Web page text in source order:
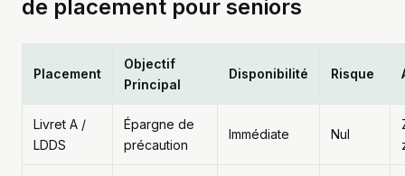
de placement pour seniors
Placement
Objectif
Principal
Disponibilité Risque
Livret A /
LDDS
Épargne de
précaution
Immédiate Nul